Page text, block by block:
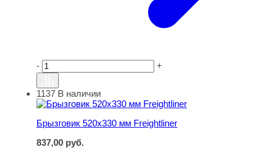
- +
Брызговик 520х330 мм Freightliner
1137 В наличии
Брызговик 520х330 мм Freightliner
837,00 руб.